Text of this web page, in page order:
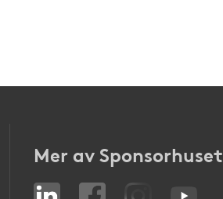
Mer av Sponsorhuset